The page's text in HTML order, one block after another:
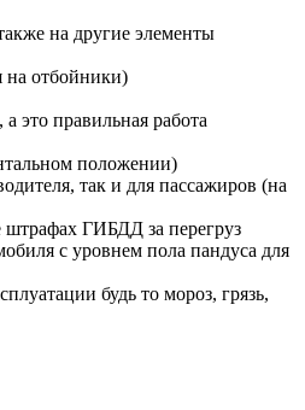
на другие элементы
на отбойники)
это правильная работа
положении)
так и для пассажиров (на
штрафах ГИБДД за перегруз
с уровнем пола пандуса для
будь то мороз, грязь,